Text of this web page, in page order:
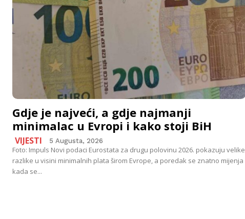
Gdje je najveći, a gdje najmanji
minimalac u Evropi i kako stoji BiH
VIJESTI 5 Augusta, 2026
Foto: Impuls Novi podaci Eurostata za drugu polovinu 2026. pokazuju velike
razlike u visini minimalnih plata širom Evrope, a poredak se znatno mijenja
kada se...